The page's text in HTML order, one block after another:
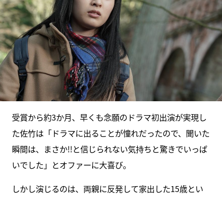
受賞から約3か月、早くも念願のドラマ初出演が実現し
た佐竹は「ドラマに出ることが憧れだったので、聞いた
瞬間は、まさか!!と信じられない気持ちと驚きでいっぱ
いでした」とオファーに大喜び。
しかし演じるのは、両親に反発して家出した15歳とい